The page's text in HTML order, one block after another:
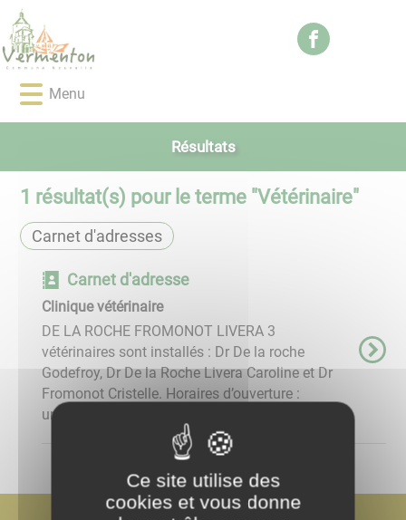
Lien
d'accès
rapide
au
menu
Lien
d'accès
rapide
au
contenu
Lien
d'accès
rapide
à
Lien
d'accès
rapide
au
pied
Menu
Résultats
1 résultat(s) pour le terme "Vétérinaire"
Carnet d'adresses
Carnet d'adresse
Clinique vétérinaire
DE LA ROCHE FROMONOT LIVERA 3
vétérinaires sont installés : Dr De la roche
Godefroy, Dr De la Roche Livera Caroline et Dr
Fromonot Cristelle. Horaires d’ouverture :
uniquement sur rendez vous ...
Panneau de gestion des cookies
Ce site utilise des
cookies et vous donne